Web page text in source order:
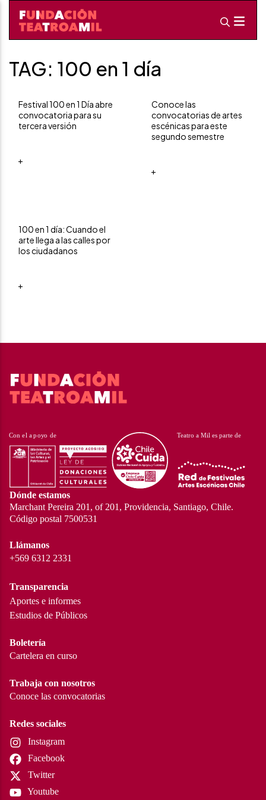
TAG: 100 en 1 día
Festival 100 en 1 Día abre
convocatoria para su
tercera versión
+
Conoce las
convocatorias de artes
escénicas para este
segundo semestre
+
100 en 1 día: Cuando el
arte llega a las calles por
los ciudadanos
+
Dónde estamos
Marchant Pereira 201, of 201, Providencia, Santiago, Chile.
Código postal 7500531
Llámanos
+569 6312 2331
Transparencia
Aportes e informes
Estudios de Públicos
Boletería
Cartelera en curso
Trabaja con nosotros
Conoce las convocatorias
Redes sociales
Instagram
Facebook
Twitter
Youtube